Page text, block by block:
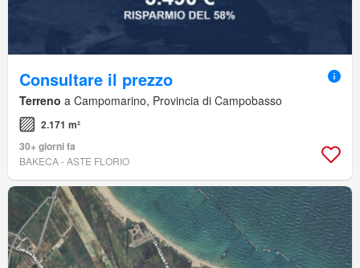
Consultare il prezzo
Terreno a Campomarino, Provincia di Campobasso
2.171 m²
30+ giorni fa
BAKECA - ASTE FLORIO